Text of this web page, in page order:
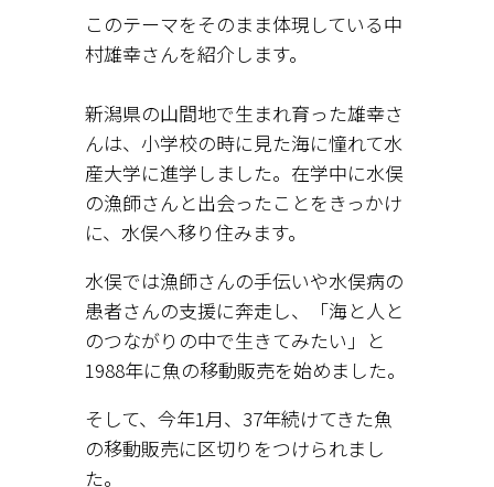
このテーマをそのまま体現している中
村雄幸さんを紹介します。
新潟県の山間地で生まれ育った雄幸さ
んは、小学校の時に見た海に憧れて水
産大学に進学しました。在学中に水俣
の漁師さんと出会ったことをきっかけ
に、水俣へ移り住みます。
水俣では漁師さんの手伝いや水俣病の
患者さんの支援に奔走し、「海と人と
のつながりの中で生きてみたい」と
1988年に魚の移動販売を始めました。
そして、今年1月、37年続けてきた魚
の移動販売に区切りをつけられまし
た。